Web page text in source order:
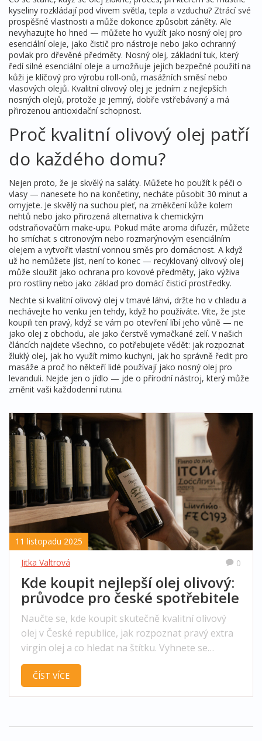
kyseliny rozkládají pod vlivem světla, tepla a vzduchu? Ztrácí své
prospěšné vlastnosti a může dokonce způsobit záněty. Ale
nevyhazujte ho hned — můžete ho využít jako nosný olej pro
esenciální oleje, jako čistič pro nástroje nebo jako ochranný
povlak pro dřevěné předměty. Nosný olej, základní tuk, který
ředí silné esenciální oleje a umožňuje jejich bezpečné použití na
kůži je klíčový pro výrobu roll-onů, masážních směsí nebo
vlasových olejů. Kvalitní olivový olej je jedním z nejlepších
nosných olejů, protože je jemný, dobře vstřebávaný a má
přirozenou antioxidační schopnost.
Proč kvalitní olivový olej patří
do každého domu?
Nejen proto, že je skvělý na saláty. Můžete ho použít k péči o
vlasy — nanesete ho na končetiny, necháte působit 30 minut a
omyjete. Je skvělý na suchou pleť, na změkčení kůže kolem
nehtů nebo jako přirozená alternativa k chemickým
odstraňovačům make-upu. Pokud máte aroma difuzér, můžete
ho smíchat s citronovým nebo rozmarýnovým esenciálním
olejem a vytvořit vlastní vonnou směs pro domácnost. A když
už ho nemůžete jíst, není to konec — recyklovaný olivový olej
může sloužit jako ochrana pro kovové předměty, jako výživa
pro rostliny nebo jako základ pro domácí čisticí prostředky.
Nechte si kvalitní olivový olej v tmavé láhvi, držte ho v chladu a
nechávejte ho venku jen tehdy, když ho používáte. Víte, že jste
koupili ten pravý, když se vám po otevření líbí jeho vůně — ne
jako olej z obchodu, ale jako čerstvě vymačkané zelí. V našich
článcích najdete všechno, co potřebujete vědět: jak rozpoznat
žluklý olej, jak ho využít mimo kuchyni, jak ho správně ředit pro
masáže a proč ho někteří lidé používají jako nosný olej pro
levanduli. Nejde jen o jídlo — jde o přírodní nástroj, který může
změnit vaši každodenní rutinu.
11 listopadu 2025
Jitka Valtrová
0
Kde koupit nejlepší olej olivový:
průvodce pro české spotřebitele
Naučte se, kde koupit skutečně kvalitní olivový
olej v České republice, jak rozpoznat pravý extra
virgin olej a co hledat na štítku. Vyhnete se
podvodům a najdete olej, který opravdu zdraví.
ČÍST VÍCE